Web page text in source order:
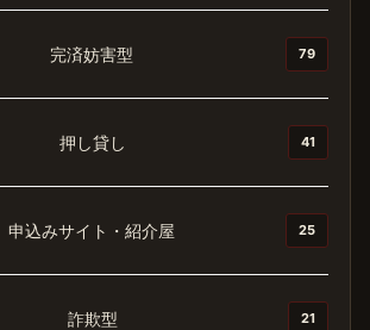
完済妨害型 79
押し貸し 41
申込みサイト・紹介屋 25
詐欺型 21